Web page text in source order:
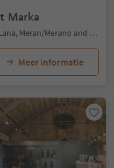
Marka
Pavicolo/Pawigl, Lana, Meran/Merano and environs
Meer informatie